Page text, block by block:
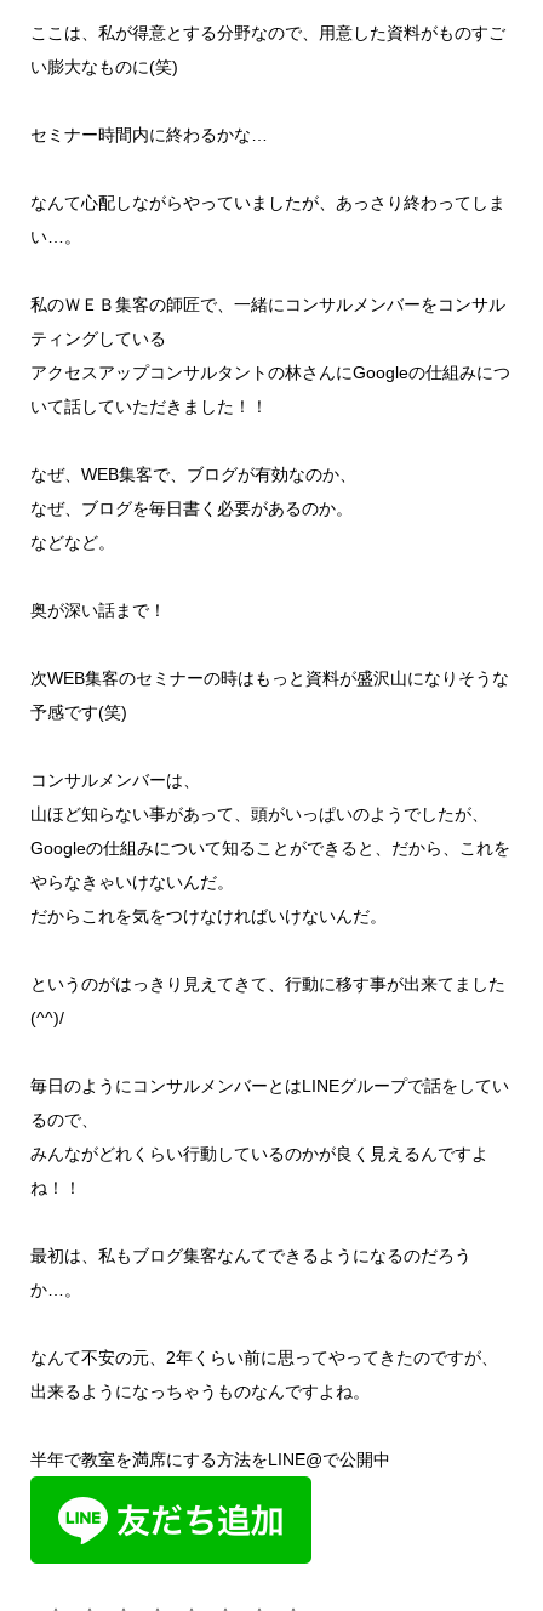
ここは、私が得意とする分野なので、用意した資料がものすご
い膨大なものに(笑)
セミナー時間内に終わるかな…
なんて心配しながらやっていましたが、あっさり終わってしま
い…。
私のＷＥＢ集客の師匠で、一緒にコンサルメンバーをコンサル
ティングしている
アクセスアップコンサルタントの林さんにGoogleの仕組みにつ
いて話していただきました！！
なぜ、WEB集客で、ブログが有効なのか、
なぜ、ブログを毎日書く必要があるのか。
などなど。
奥が深い話まで！
次WEB集客のセミナーの時はもっと資料が盛沢山になりそうな
予感です(笑)
コンサルメンバーは、
山ほど知らない事があって、頭がいっぱいのようでしたが、
Googleの仕組みについて知ることができると、だから、これを
やらなきゃいけないんだ。
だからこれを気をつけなければいけないんだ。
というのがはっきり見えてきて、行動に移す事が出来てました
(^^)/
毎日のようにコンサルメンバーとはLINEグループで話をしてい
るので、
みんながどれくらい行動しているのかが良く見えるんですよ
ね！！
最初は、私もブログ集客なんてできるようになるのだろう
か…。
なんて不安の元、2年くらい前に思ってやってきたのですが、
出来るようになっちゃうものなんですよね。
半年で教室を満席にする方法をLINE@で公開中